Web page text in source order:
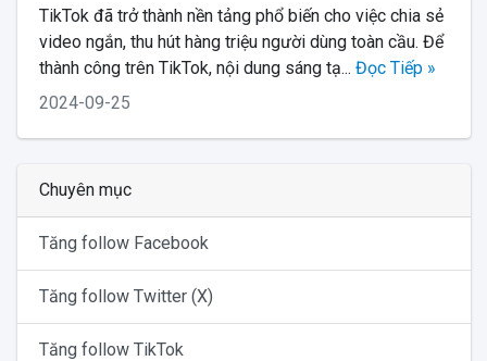
TikTok đã trở thành nền tảng phổ biến cho việc chia sẻ
video ngắn, thu hút hàng triệu người dùng toàn cầu. Để
thành công trên TikTok, nội dung sáng tạ... Đọc Tiếp »
2024-09-25
Chuyên mục
Tăng follow Facebook
Tăng follow Twitter (X)
Tăng follow TikTok